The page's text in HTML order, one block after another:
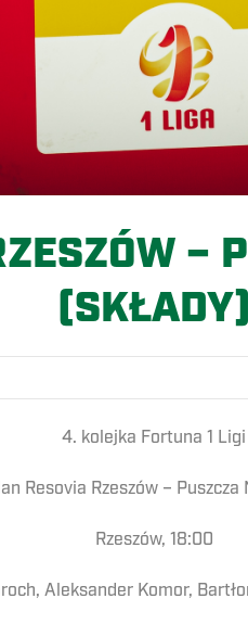
–
(SKŁADY)
4. kolejka Fortuna 1 Ligi
Resovia Rzeszów – Puszcza
Rzeszów, 18:00
Aleksander Komor,